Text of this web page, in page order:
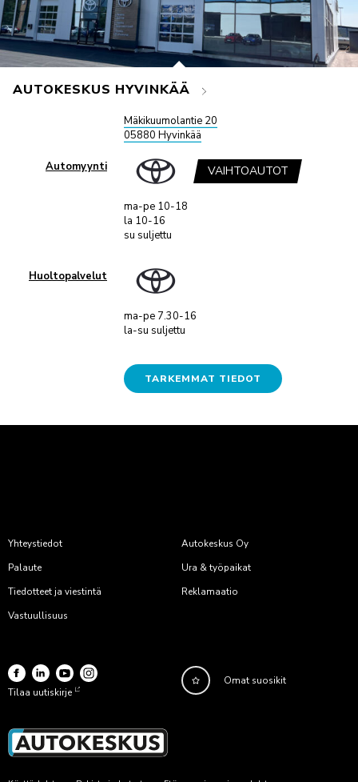
AUTOKESKUS HYVINKÄÄ
Mäkikuumolantie 20
05880 Hyvinkää
Automyynti VAIHTOAUTOT
ma-pe 10-18
la 10-16
su suljettu
Huoltopalvelut
ma-pe 7.30-16
la-su suljettu
TARKEMMAT TIEDOT
Yhteystiedot
Autokeskus Oy
Palaute
Ura & työpaikat
Tiedotteet ja viestintä
Reklamaatio
Vastuullisuus
Tilaa uutiskirje
Omat suosikit